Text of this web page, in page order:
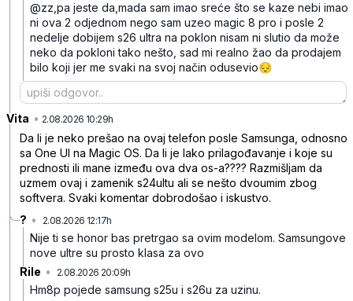
@zz,pa jeste da,mada sam imao sreće što se kaze nebi imao
ni ova 2 odjednom nego sam uzeo magic 8 pro i posle 2
nedelje dobijem s26 ultra na poklon nisam ni slutio da može
neko da pokloni tako nešto, sad mi realno žao da prodajem
bilo koji jer me svaki na svoj način odusevio😔
Vita • 2.08.2026 10:29h
Da li je neko prešao na ovaj telefon posle Samsunga, odnosno
sa One UI na Magic OS. Da li je lako prilagođavanje i koje su
prednosti ili mane između ova dva os-a???? Razmišljam da
uzmem ovaj i zamenik s24ultu ali se nešto dvoumim zbog
softvera. Svaki komentar dobrodošao i iskustvo.
? • 2.08.2026 12:17h
Nije ti se honor bas pretrgao sa ovim modelom. Samsungove
nove ultre su prosto klasa za ovo
Rile • 2.08.2026 20:09h
Hm8p pojede samsung s25u i s26u za uzinu.